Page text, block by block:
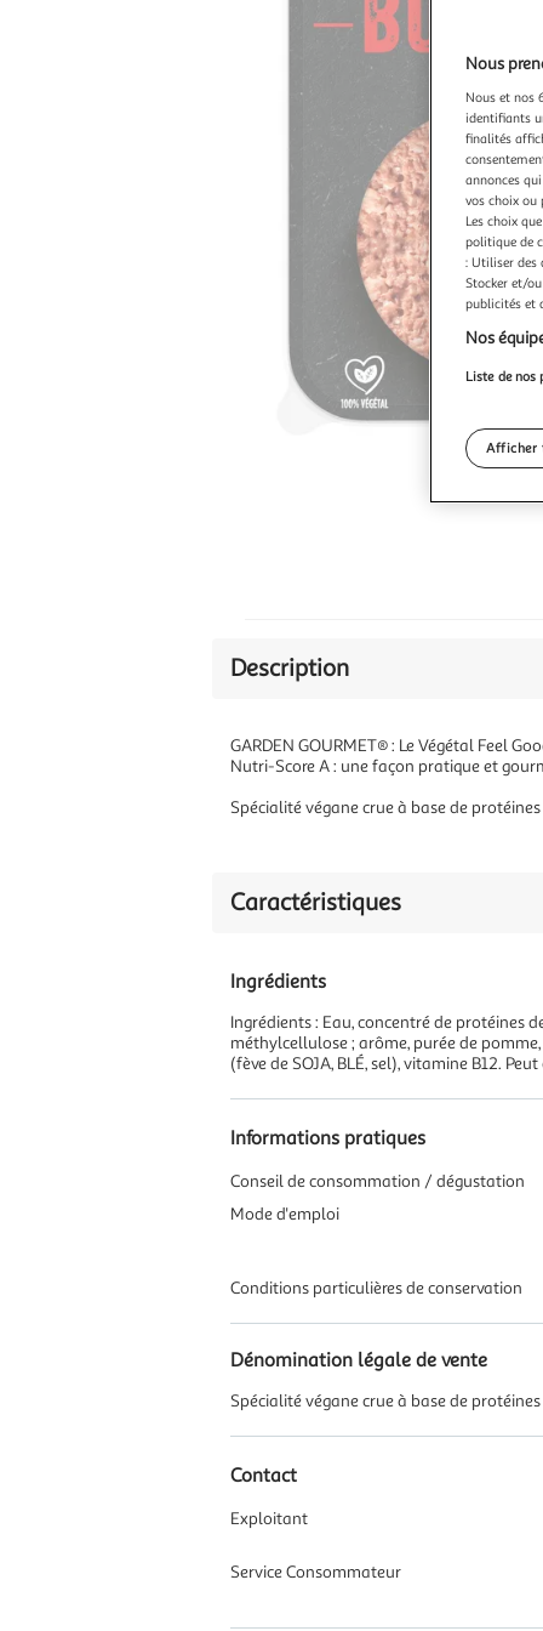
Description
GARDEN GOURMET® : Le Végétal Feel
Nutri-Score A : une façon pratique et
Spécialité végane crue à base de
Caractéristiques
Ingrédients
Ingrédients : Eau, concentré de protéines
méthylcellulose ; arôme, purée de
(fève de SOJA, BLÉ, sel), vitamine B12.
Informations pratiques
Conseil de consommation / dégustation
Mode d'emploi
Conditions particulières de conservation
Dénomination légale de vente
Spécialité végane crue à base de
Contact
Exploitant
Service Consommateur
Nous
Nous et nos
identifiants
finalités
annonces
vos choix ou
Les choix
politique de
: Utiliser des
Stocker et/
publicités et
Nos
Liste de nos
Afficher